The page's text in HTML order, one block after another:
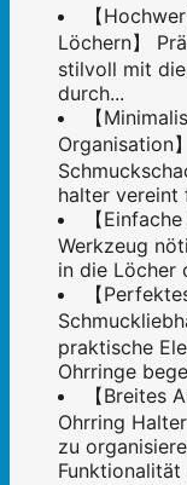
【
Löchern】
stilvoll mit
durch...
【
Organisation
halter vereint
【
Werkzeug
in die Löcher
【
praktische
Ohrringe
【Breites
Ohrring
zu
Funktionalität